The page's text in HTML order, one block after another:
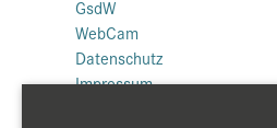
GsdW
WebCam
Datenschutz
Impressum